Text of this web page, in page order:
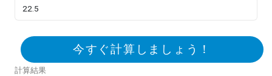
今すぐ計算しましょう！
計算結果